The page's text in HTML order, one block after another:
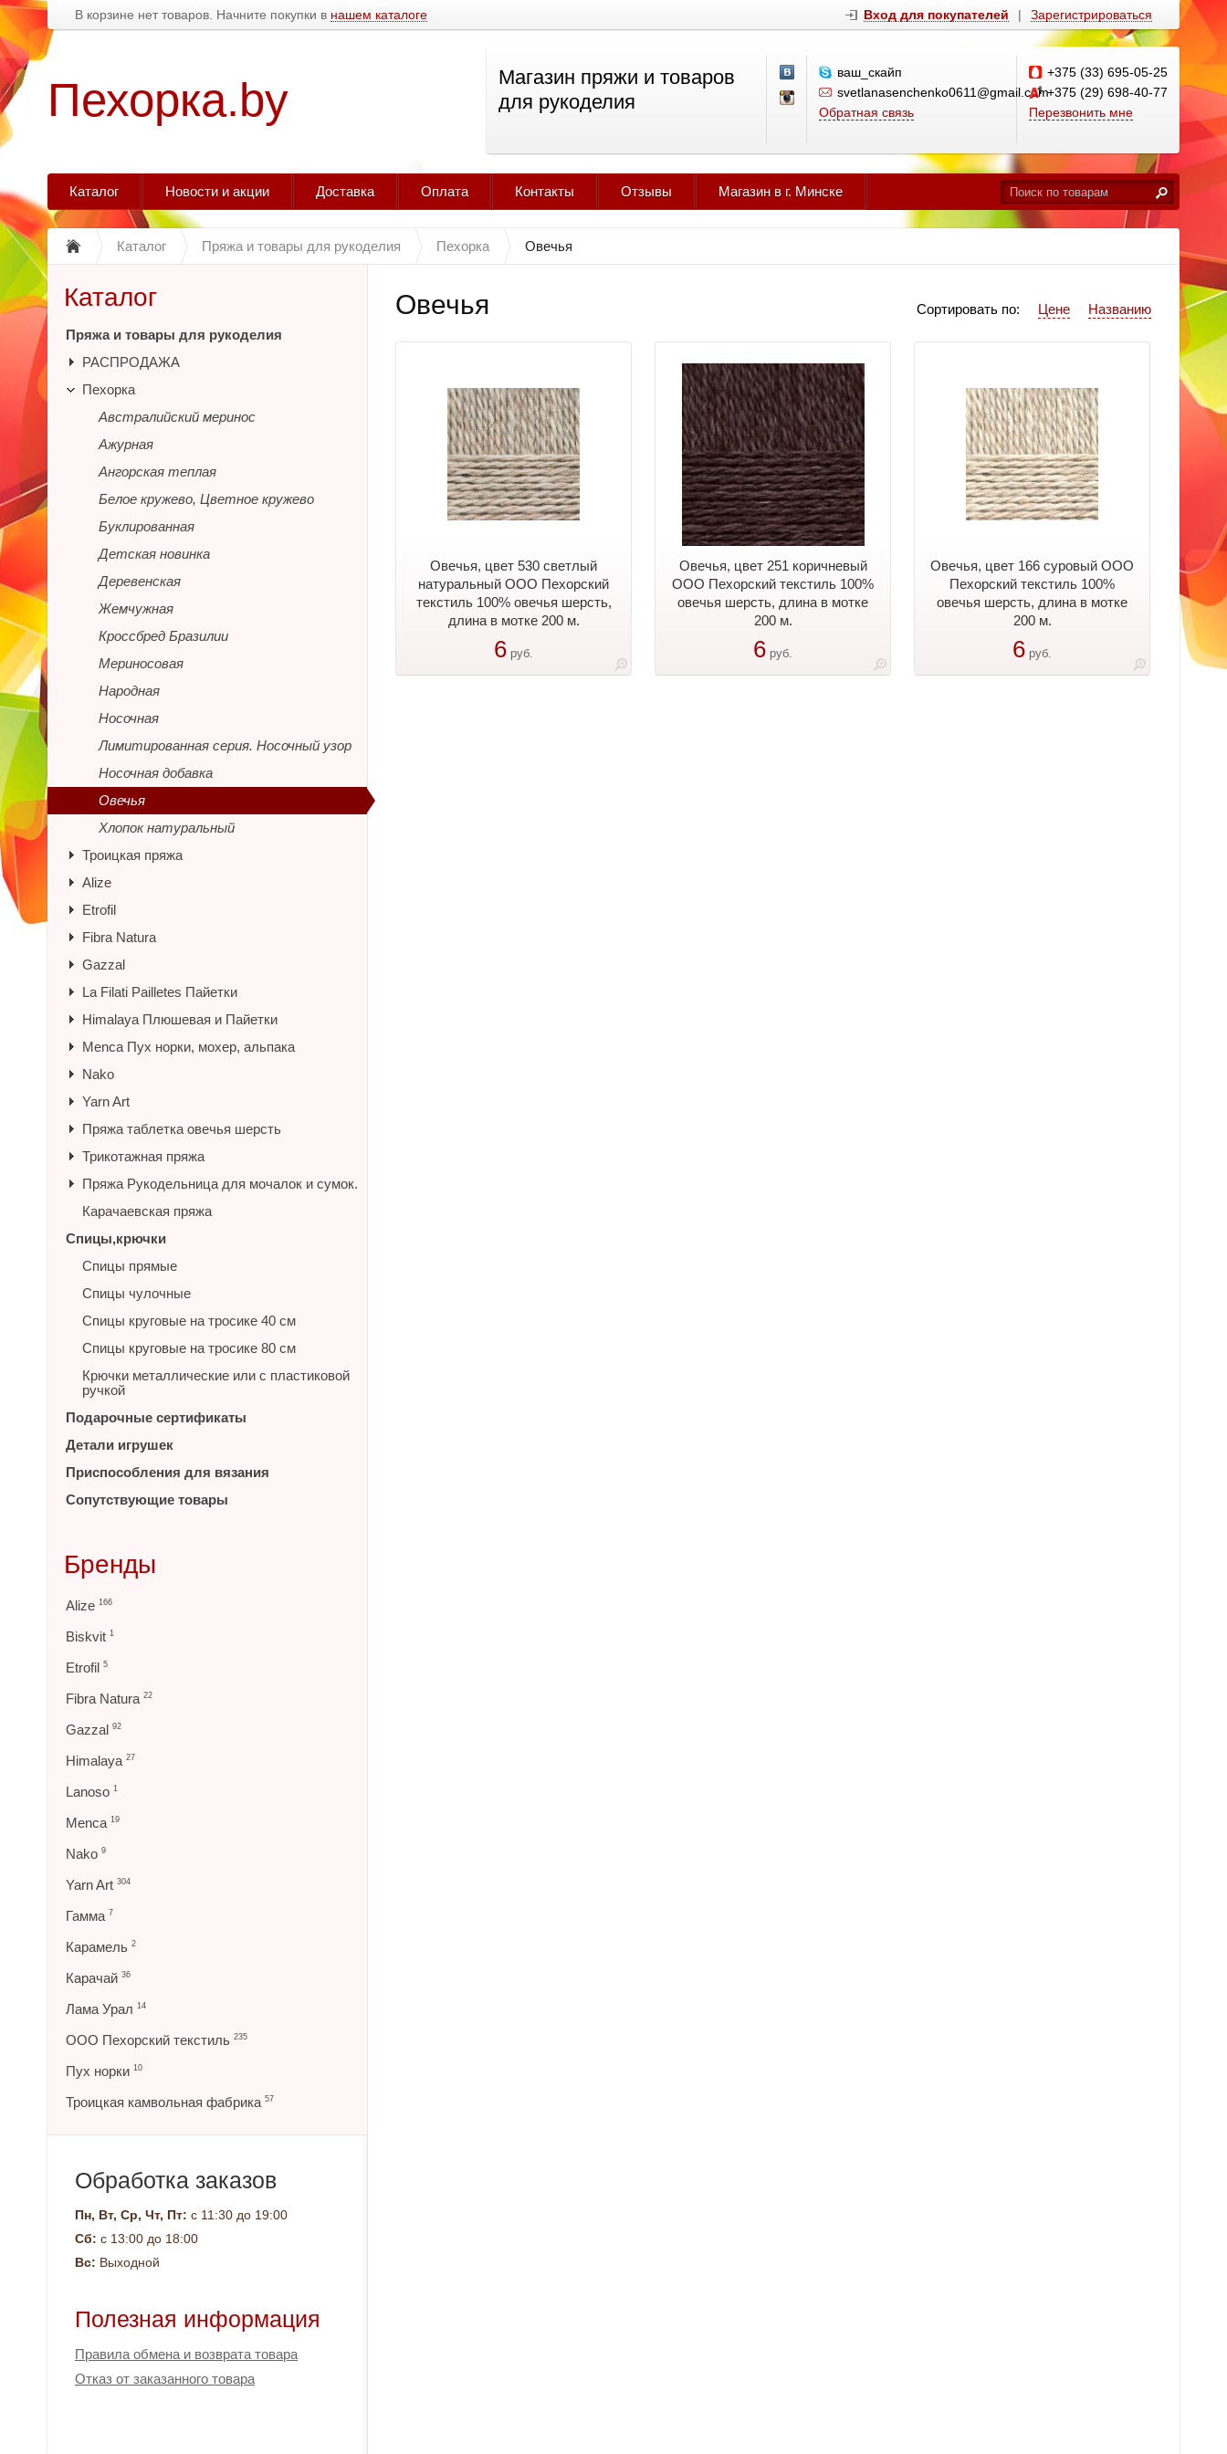
В корзине нет товаров. Начните покупки в нашем каталоге Вход для покупателей | Зарегистрироваться
Пехорка.by
Магазин пряжи и товаров
для рукоделия
ваш_скайп
svetlanasenchenko0611@gmail.com
Обратная связь
+375 (33) 695-05-25
+375 (29) 698-40-77
Перезвонить мне
Каталог Новости и акции Доставка Оплата Контакты Отзывы Магазин в г. Минске
Каталог Пряжа и товары для рукоделия Пехорка Овечья
Овечья Названию
Цене
Сортировать по:
Овечья, цвет 530 светлый
натуральный ООО Пехорский
текстиль 100% овечья шерсть,
длина в мотке 200 м.
6 руб.
Овечья, цвет 251 коричневый
ООО Пехорский текстиль 100%
овечья шерсть, длина в мотке
200 м.
6 руб.
Овечья, цвет 166 суровый ООО
Пехорский текстиль 100%
овечья шерсть, длина в мотке
200 м.
6 руб.
Каталог
Пряжа и товары для рукоделия
РАСПРОДАЖА
Пехорка
Австралийский меринос
Ажурная
Ангорская теплая
Белое кружево, Цветное кружево
Буклированная
Детская новинка
Деревенская
Жемчужная
Кроссбред Бразилии
Мериносовая
Народная
Носочная
Лимитированная серия. Носочный узор
Носочная добавка
Овечья
Хлопок натуральный
Троицкая пряжа
Alize
Etrofil
Fibra Natura
Gazzal
La Filati Pailletes Пайетки
Himalaya Плюшевая и Пайетки
Menca Пух норки, мохер, альпака
Nako
Yarn Art
Пряжа таблетка овечья шерсть
Трикотажная пряжа
Пряжа Рукодельница для мочалок и сумок.
Карачаевская пряжа
Спицы,крючки
Спицы прямые
Спицы чулочные
Спицы круговые на тросике 40 см
Спицы круговые на тросике 80 см
Крючки металлические или с пластиковой
ручкой
Подарочные сертификаты
Детали игрушек
Приспособления для вязания
Сопутствующие товары
Бренды
Alize 166
Biskvit 1
Etrofil 5
Fibra Natura 22
Gazzal 92
Himalaya 27
Lanoso 1
Menca 19
Nako 9
Yarn Art 304
Гамма 7
Карамель 2
Карачай 36
Лама Урал 14
ООО Пехорский текстиль 235
Пух норки 10
Троицкая камвольная фабрика 57
Обработка заказов
Пн, Вт, Ср, Чт, Пт: с 11:30 до 19:00
Сб: с 13:00 до 18:00
Вс: Выходной
Полезная информация
Правила обмена и возврата товара
Отказ от заказанного товара